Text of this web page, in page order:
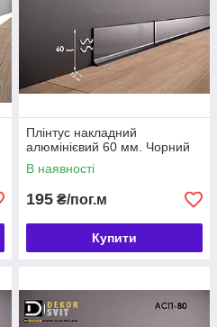
Плінтус накладний
алюмінієвий 60 мм. Чорний
В наявності
195 ₴/пог.м
Купити